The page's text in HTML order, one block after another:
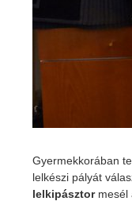
Gyermekkorában
lelkészi pályát
lelkipásztormesél